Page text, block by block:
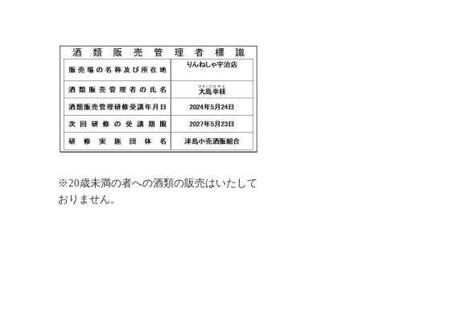
※20歳未満の者への酒類の販売はいたして
おりません。